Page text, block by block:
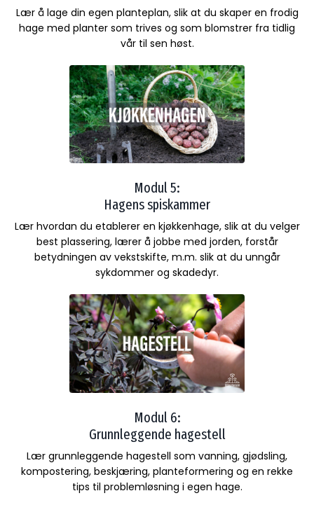
Lær å lage din egen planteplan, slik at du skaper en frodig
hage med planter som trives og som blomstrer fra tidlig
vår til sen høst.
Modul 5:
Hagens spiskammer
Lær hvordan du etablerer en kjøkkenhage, slik at du velger
best plassering, lærer å jobbe med jorden, forstår
betydningen av vekstskifte, m.m. slik at du unngår
sykdommer og skadedyr.
Modul 6:
Grunnleggende hagestell
Lær grunnleggende hagestell som vanning, gjødsling,
kompostering, beskjæring, planteformering og en rekke
tips til problemløsning i egen hage.